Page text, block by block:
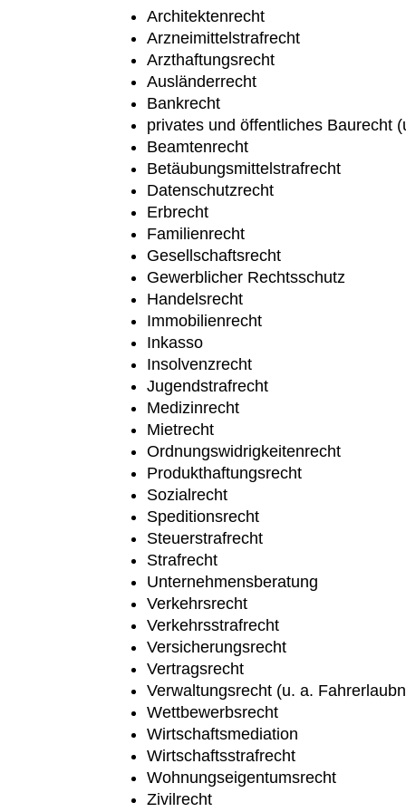
Architektenrecht
Arzneimittelstrafrecht
Arzthaftungsrecht
Ausländerrecht
Bankrecht
privates und öffentliches Baurecht
Beamtenrecht
Betäubungsmittelstrafrecht
Datenschutzrecht
Erbrecht
Familienrecht
Gesellschaftsrecht
Gewerblicher Rechtsschutz
Handelsrecht
Immobilienrecht
Inkasso
Insolvenzrecht
Jugendstrafrecht
Medizinrecht
Mietrecht
Ordnungswidrigkeitenrecht
Produkthaftungsrecht
Sozialrecht
Speditionsrecht
Steuerstrafrecht
Strafrecht
Unternehmensberatung
Verkehrsrecht
Verkehrsstrafrecht
Versicherungsrecht
Vertragsrecht
Verwaltungsrecht (u. a.
Wettbewerbsrecht
Wirtschaftsmediation
Wirtschaftsstrafrecht
Wohnungseigentumsrecht
Zivilrecht